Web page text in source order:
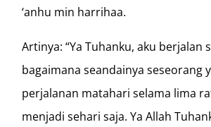
‘anhu min harrihaa.
Artinya: “Ya Tuhanku, aku berjalan
bagaimana seandainya seseorang
perjalanan matahari selama lima
menjadi sehari saja. Ya Allah